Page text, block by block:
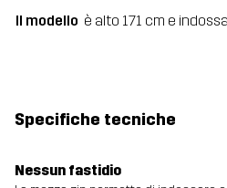
Il modello è alto 171 cm e
Specifiche tecniche
Nessun fastidio